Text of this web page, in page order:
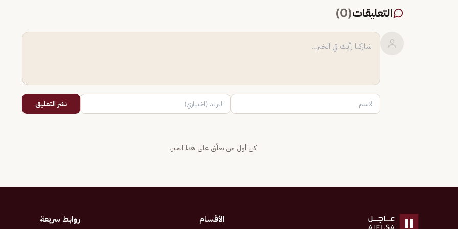
التعليقات(
0
)
نشر التعليق
كن أول من يعلّق على هذا الخبر.
الأقسام روابط سريعة